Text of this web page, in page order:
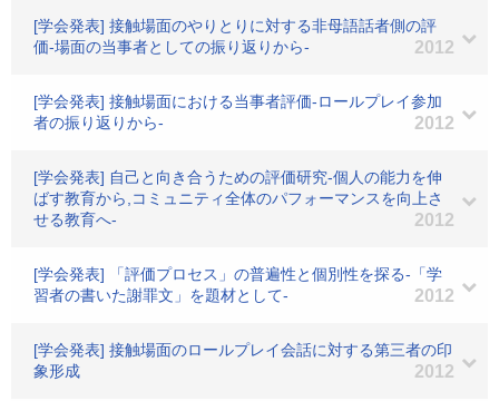
[学会発表] 接触場面のやりとりに対する非母語話者側の評
価-場面の当事者としての振り返りから-
2012
[学会発表] 接触場面における当事者評価-ロールプレイ参加
者の振り返りから-
2012
[学会発表] 自己と向き合うための評価研究-個人の能力を伸
ばす教育から,コミュニティ全体のパフォーマンスを向上さ
せる教育へ-
2012
[学会発表] 「評価プロセス」の普遍性と個別性を探る-「学
習者の書いた謝罪文」を題材として-
2012
[学会発表] 接触場面のロールプレイ会話に対する第三者の印
象形成
2012